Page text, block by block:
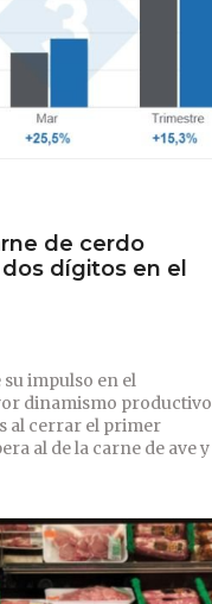
de cerdo
dígitos en el
impulso en el
dinamismo productivo
al cerrar el primer
al de la carne de ave y